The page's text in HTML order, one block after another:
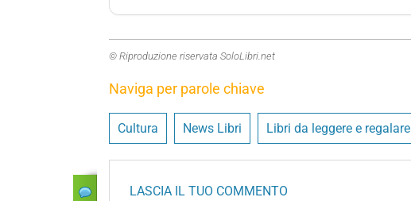
© Riproduzione riservata SoloLibri.net
Naviga per parole chiave
Cultura News Libri Libri da leggere e regalare
LASCIA IL TUO COMMENTO